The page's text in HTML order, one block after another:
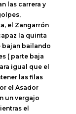
las carrera y
el Zangarrón
la quinta
bajan bailando
( parte baja
igual que el
las filas
el Asador
un vergajo
el